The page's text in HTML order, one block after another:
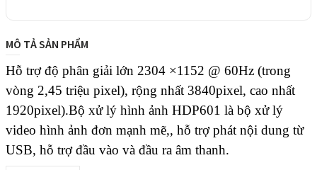
MÔ TẢ SẢN PHẨM
Hỗ trợ độ phân giải lớn 2304 ×1152 @ 60Hz (trong
vòng 2,45 triệu pixel), rộng nhất 3840pixel, cao nhất
1920pixel).Bộ xử lý hình ảnh HDP601 là bộ xử lý
video hình ảnh đơn mạnh mẽ,, hỗ trợ phát nội dung từ
USB, hỗ trợ đầu vào và đầu ra âm thanh.